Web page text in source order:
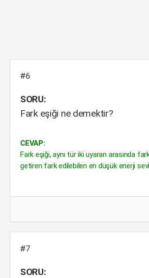
#6
SORU:
Fark eşiği ne demektir?
CEVAP:
Fark eşiği, aynı tür iki uyaran arasında
getiren fark edilebilen en düşük enerji
#7
SORU: